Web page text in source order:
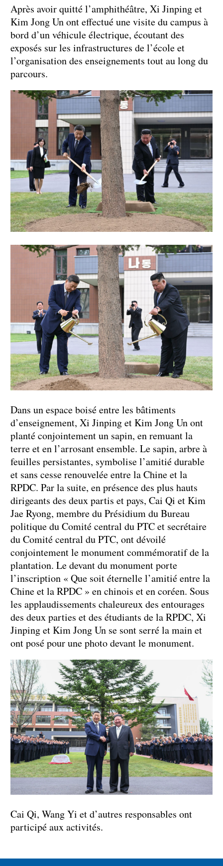
Après avoir quitté l’amphithéâtre, Xi Jinping et
Kim Jong Un ont effectué une visite du campus à
bord d’un véhicule électrique, écoutant des
exposés sur les infrastructures de l’école et
l’organisation des enseignements tout au long du
parcours.
Dans un espace boisé entre les bâtiments
d’enseignement, Xi Jinping et Kim Jong Un ont
planté conjointement un sapin, en remuant la
terre et en l’arrosant ensemble. Le sapin, arbre à
feuilles persistantes, symbolise l’amitié durable
et sans cesse renouvelée entre la Chine et la
RPDC. Par la suite, en présence des plus hauts
dirigeants des deux partis et pays, Cai Qi et Kim
Jae Ryong, membre du Présidium du Bureau
politique du Comité central du PTC et secrétaire
du Comité central du PTC, ont dévoilé
conjointement le monument commémoratif de la
plantation. Le devant du monument porte
l’inscription « Que soit éternelle l’amitié entre la
Chine et la RPDC » en chinois et en coréen. Sous
les applaudissements chaleureux des entourages
des deux parties et des étudiants de la RPDC, Xi
Jinping et Kim Jong Un se sont serré la main et
ont posé pour une photo devant le monument.
Cai Qi, Wang Yi et d’autres responsables ont
participé aux activités.